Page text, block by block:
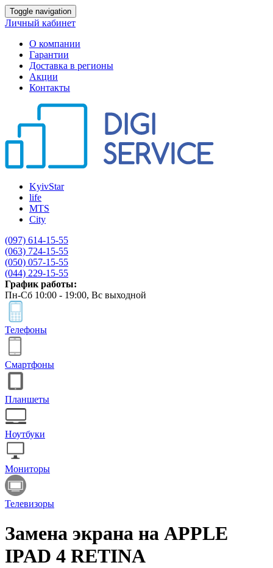
Toggle navigation
Личный кабинет
О компании
Гарантии
Доставка в регионы
Акции
Контакты
KyivStar
life
MTS
City
(097) 614-15-55
(063) 724-15-55
(050) 057-15-55
(044) 229-15-55
График работы:
Пн-Сб 10:00 - 19:00, Вс выходной
Телефоны
Смартфоны
Планшеты
Ноутбуки
Мониторы
Телевизоры
Замена экрана на APPLE
IPAD 4 RETINA